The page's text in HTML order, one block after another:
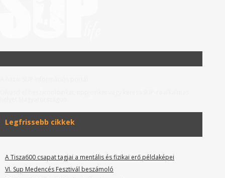
Legfrissebb cikkek
A Tisza600 csapat tagjai a mentális és fizikai erő példaképei
VI. Sup Medencés Fesztivál beszámoló